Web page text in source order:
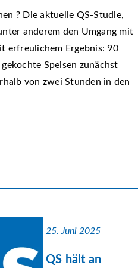
? Die aktuelle QS-Studie,
anderem den Umgang mit
erfreulichem Ergebnis: 90
Speisen zunächst
von zwei Stunden in den
25. Juni 2025
QS hält an